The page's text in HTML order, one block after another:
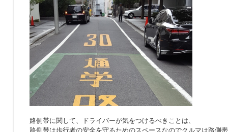
路側帯に関して、ドライバーが気をつけるべきことは、
路側帯は歩行者の安全を守るためのスペースなのでクルマは路側